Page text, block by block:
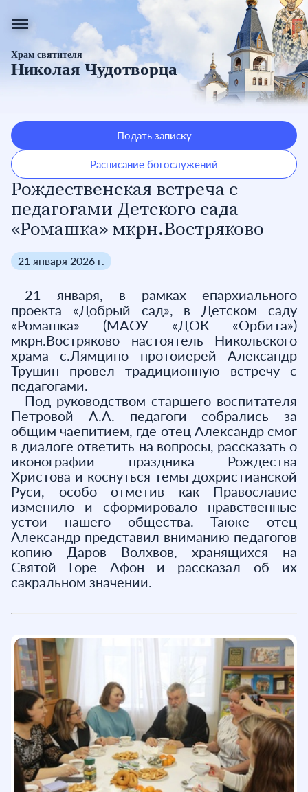
Храм святителя
Николая Чудотворца
Подать записку
Расписание богослужений
Рождественская встреча с
педагогами Детского сада
«Ромашка» мкрн.Востряково
21 января 2026 г.
21 января, в рамках епархиального
проекта «Добрый сад», в Детском саду
«Ромашка» (МАОУ «ДОК «Орбита»)
мкрн.Востряково настоятель Никольского
храма с.Лямцино протоиерей Александр
Трушин провел традиционную встречу с
педагогами.
Под руководством старшего воспитателя
Петровой А.А. педагоги собрались за
общим чаепитием, где отец Александр смог
в диалоге ответить на вопросы, рассказать о
иконографии праздника Рождества
Христова и коснуться темы дохристианской
Руси, особо отметив как Православие
изменило и сформировало нравственные
устои нашего общества. Также отец
Александр представил вниманию педагогов
копию Даров Волхвов, хранящихся на
Святой Горе Афон и рассказал об их
сакральном значении.